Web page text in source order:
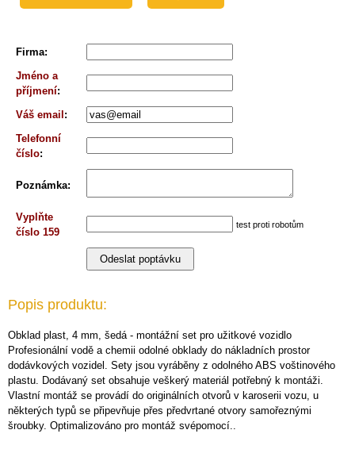
Firma:
Jméno a
příjmení:
Váš email :
Telefonní
číslo:
Poznámka:
Vyplňte
číslo 159
test proti robotům
Popis produktu:
Obklad plast, 4 mm, šedá - montážní set pro užitkové vozidlo
Profesionální vodě a chemii odolné obklady do nákladních prostor
dodávkových vozidel. Sety jsou vyráběny z odolného ABS voštinového
plastu. Dodávaný set obsahuje veškerý materiál potřebný k montáži.
Vlastní montáž se provádí do originálních otvorů v karoserii vozu, u
některých typů se připevňuje přes předvrtané otvory samořeznými
šroubky. Optimalizováno pro montáž svépomocí..